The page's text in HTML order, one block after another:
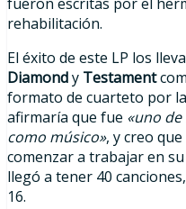
fueron escritas por el
rehabilitación.
El éxito de este LP los
Diamondy Testament
formato de cuarteto por
afirmaría que fue «uno
como músico», y creo
comenzar a trabajar en
llegó a tener 40
16.